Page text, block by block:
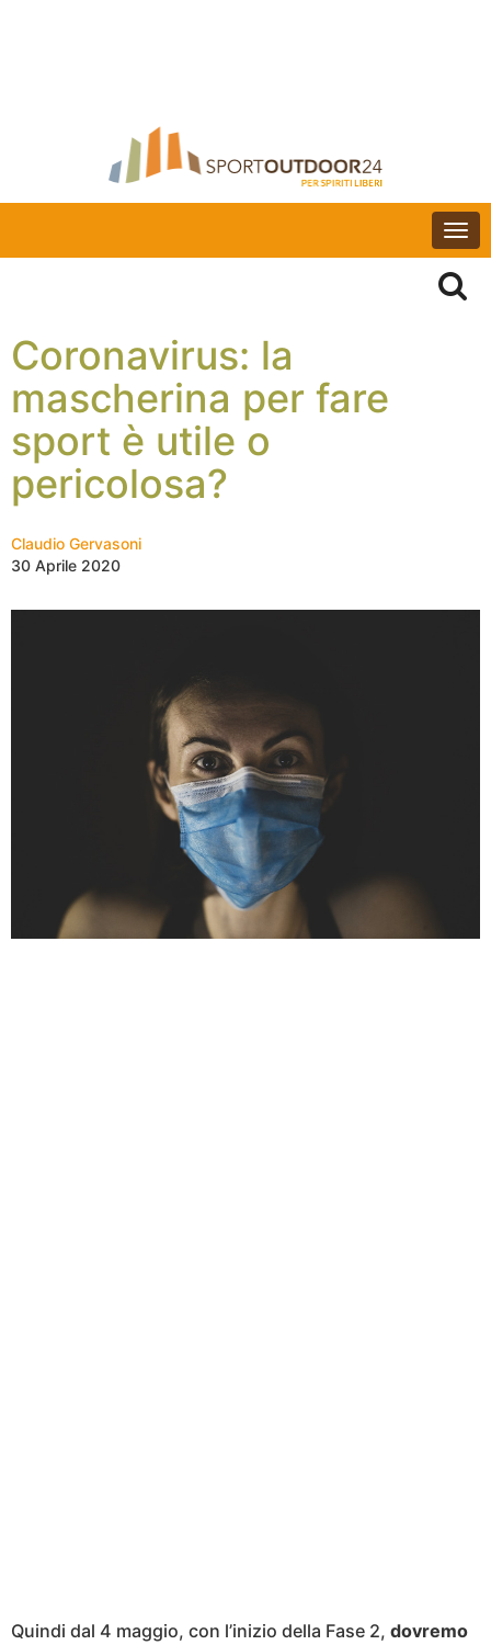
Coronavirus: la
mascherina per fare
sport è utile o
pericolosa?
Claudio Gervasoni
30 Aprile 2020
Quindi dal 4 maggio, con l’inizio della Fase 2, dovremo